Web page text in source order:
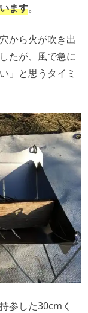
ます。
から火が吹き出
たが、風で急に
」と思うタイミ
参した30cmく